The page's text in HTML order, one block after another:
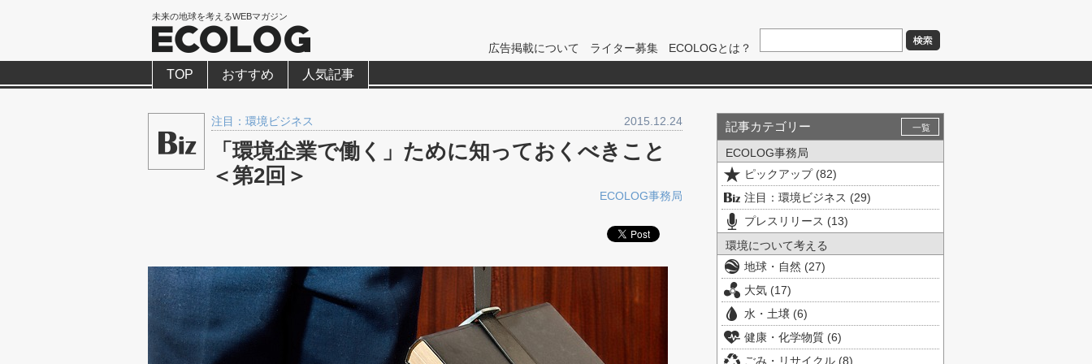
未来の地球を考えるWEBマガジン
広告掲載について ライター募集 ECOLOGとは？
TOP おすすめ 人気記事
注目：環境ビジネス 2015.12.24
「環境企業で働く」ために知っておくべきこと
＜第2回＞
ECOLOG事務局
記事カテゴリー 一覧
ECOLOG事務局
ピックアップ (82)
注目：環境ビジネス (29)
プレスリリース (13)
環境について考える
地球・自然 (27)
大気 (17)
水・土壌 (6)
健康・化学物質 (6)
ごみ・リサイクル (8)